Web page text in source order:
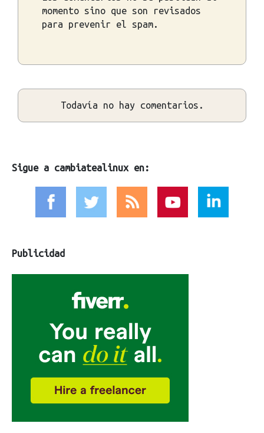
momento sino que son revisados
para prevenir el spam.
Todavía no hay comentarios.
Sigue a cambiatealinux en:
Publicidad